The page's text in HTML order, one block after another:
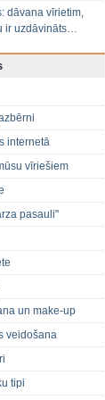
dāvana vīrietim,
ir uzdāvināts…
internetā
vīriešiem
pasauli"
un make-up
veidošana
tipi